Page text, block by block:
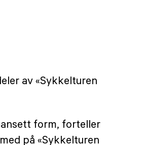
av «Sykkelturen
form, forteller
på «Sykkelturen